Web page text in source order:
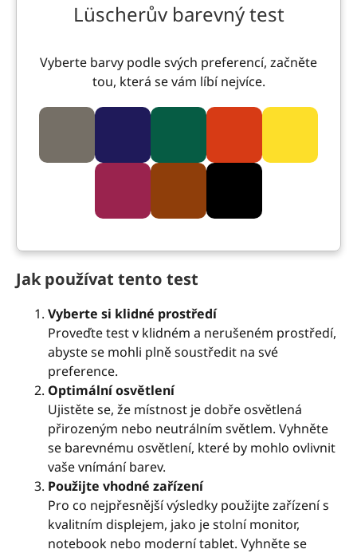
Lüscherův barevný test
Vyberte barvy podle svých preferencí, začněte
tou, která se vám líbí nejvíce.
Jak používat tento test
Vyberte si klidné prostředí
Proveďte test v klidném a nerušeném prostředí,
abyste se mohli plně soustředit na své
preference.
Optimální osvětlení
Ujistěte se, že místnost je dobře osvětlená
přirozeným nebo neutrálním světlem. Vyhněte
se barevnému osvětlení, které by mohlo ovlivnit
vaše vnímání barev.
Použijte vhodné zařízení
Pro co nejpřesnější výsledky použijte zařízení s
kvalitním displejem, jako je stolní monitor,
notebook nebo moderní tablet. Vyhněte se